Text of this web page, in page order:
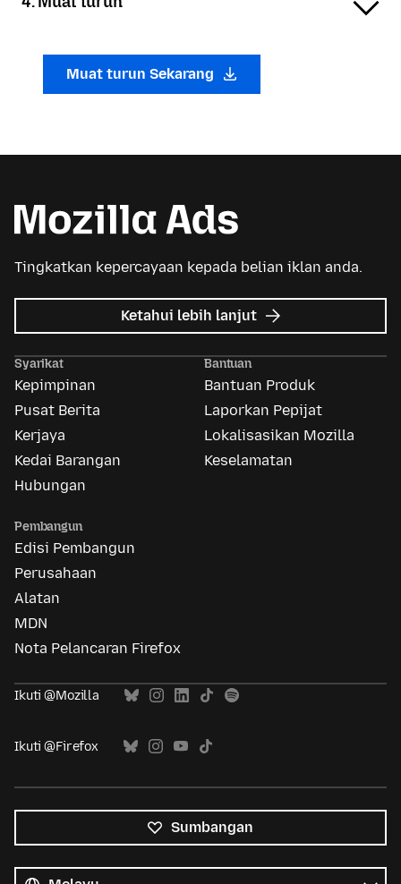
Muat turun Sekarang
Tingkatkan kepercayaan kepada belian iklan anda.
Ketahui lebih lanjut tentang
Iklan
Syarikat
Kepimpinan
Pusat Berita
Kerjaya
Kedai Barangan
Hubungan
Bantuan
Bantuan Produk
Laporkan Pepijat
Lokalisasikan Mozilla
Keselamatan
Pembangun
Edisi Pembangun
Perusahaan
Alatan
MDN
Nota Pelancaran Firefox
Ikuti @Mozilla
Ikuti @Firefox
Sumbangan
bahasa
Bahasa